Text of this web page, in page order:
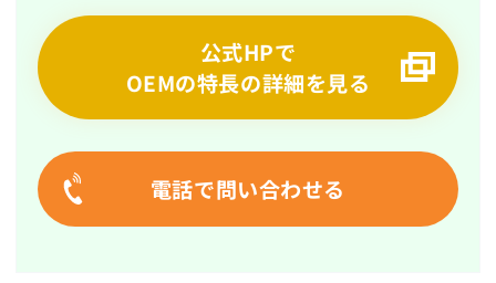
公式HPで
OEMの特長の詳細を見る
電話で問い合わせる